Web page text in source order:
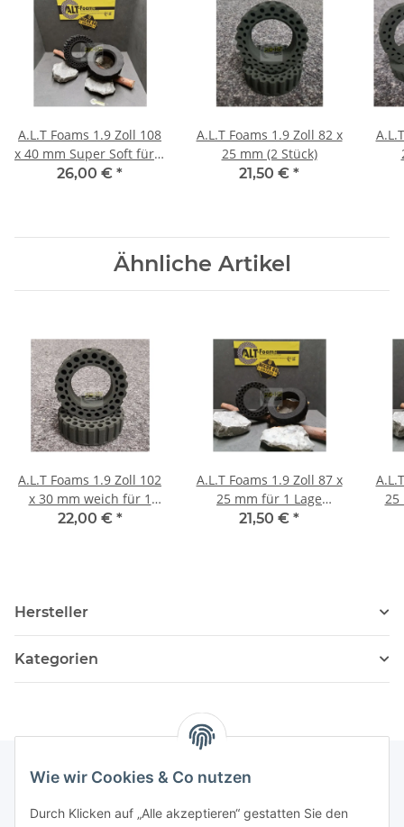
Wie wir Cookies & Co nutzen
Durch Klicken auf „Alle akzeptieren“ gestatten Sie den
A.L.T Foams 1.9 Zoll 108
x 40 mm Super Soft für 1
Lage Gewicht (2 Stück)
26,00 € *
A.L.T Foams 1.9 Zoll 82 x
25 mm (2 Stück)
21,50 € *
Ähnliche Artikel
A.L.T Foams 1.9 Zoll 102
x 30 mm weich für 1
Lage Gewicht (2 Stück)
22,00 € *
A.L.T Foams 1.9 Zoll 87 x
25 mm für 1 Lage
Gewicht (2 Stück)
21,50 € *
25
Hersteller
Kategorien
Informationen